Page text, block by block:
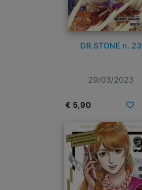
DR.STONE n. 23
29/03/2023
€ 5,90